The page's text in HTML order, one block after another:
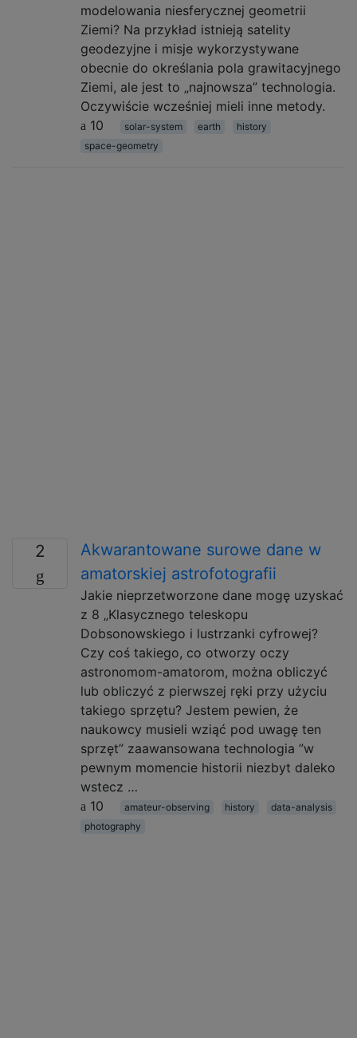
modelowania niesferycznej geometrii
Ziemi? Na przykład istnieją satelity
geodezyjne i misje wykorzystywane
obecnie do określania pola grawitacyjnego
Ziemi, ale jest to „najnowsza” technologia.
Oczywiście wcześniej mieli inne metody.
10
solar-system earth
history
space-geometry
2
Akwarantowane surowe dane w
amatorskiej astrofotografii
Jakie nieprzetworzone dane mogę uzyskać
z 8 „Klasycznego teleskopu
Dobsonowskiego i lustrzanki cyfrowej?
Czy coś takiego, co otworzy oczy
astronomom-amatorom, można obliczyć
lub obliczyć z pierwszej ręki przy użyciu
takiego sprzętu? Jestem pewien, że
naukowcy musieli wziąć pod uwagę ten
sprzęt” zaawansowana technologia ”w
pewnym momencie historii niezbyt daleko
wstecz …
10
amateur-observing history
data-analysis
photography